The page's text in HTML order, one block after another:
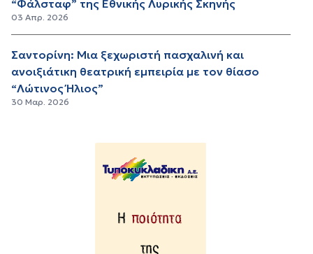
“Φάλσταφ” της Εθνικής Λυρικής Σκηνής
03 Απρ. 2026
Σαντορίνη: Μια ξεχωριστή πασχαλινή και
ανοιξιάτικη θεατρική εμπειρία με τον θίασο
“Λώτινος Ήλιος”
30 Μαρ. 2026